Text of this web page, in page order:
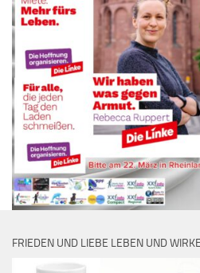
FRIEDEN UND LIEBE LEBEN UND